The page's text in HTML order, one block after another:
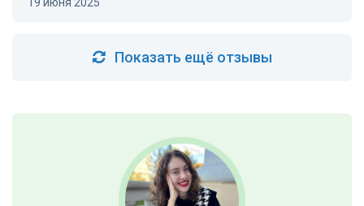
Показать ещё отзывы